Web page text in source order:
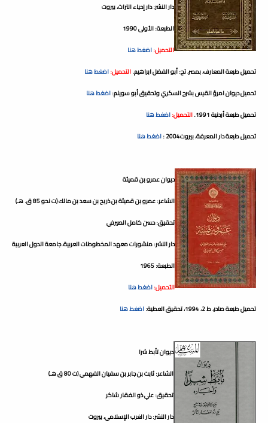
دار النشر: دار إحياء التراث، بيروت
الطبعة: الأولى 1990
التحميل:اضغط هنا
تحميل طبعة المعارف، بمصر، تح: أبو الفضل ابراهيم.التحميل:اضغط هنا
تحميل ديوان امرؤ القيس بشرح السكري وتحقيق أبو سويلم:اضغط هنا
تحميل طبعة أردنية 1991.
التحميل:اضغط هنا
تحميل طبعة دار المعرفة، بيروت2004 :
اضغط هنا
ديوان عمرو بن قميئة
الشاعر: عمرو بن قميئة بن ذريح بن سعد بن مالك (ت نحو 85 ق. هـ)
تحقيق: حسن كامل الصيرفي
دار النشر: منشورات معهد المخطوطات العربية، جامعة الدول العربية
الطبعة: 1965
التحميل:اضغط هنا
تحميل طبعة صادر، ط 2، 1994، تحقيق العطية:
اضغط هنا
ديوان تأبط شرا
الشاعر: ثابت بن جابر بن سفيان الفهمي (ت 80 ق هـ)
تحقيق: علي ذو الفقار شاكر
دار النشر: دار الغرب الإسلامي، بيروت